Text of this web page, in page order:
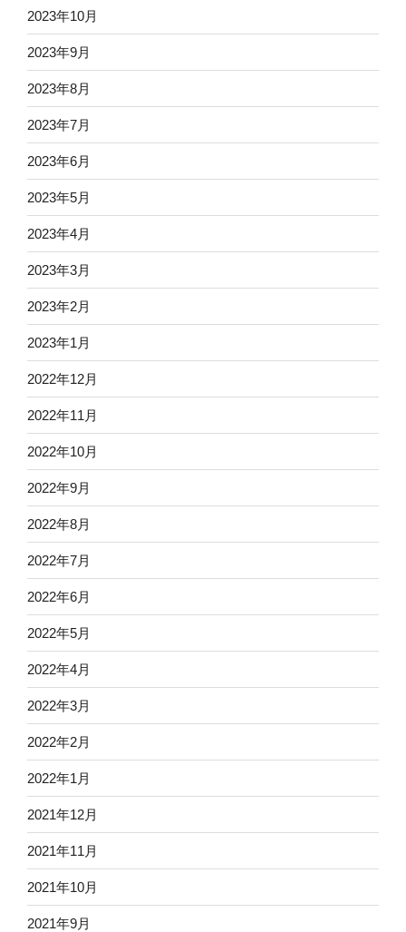
2023年10月
2023年9月
2023年8月
2023年7月
2023年6月
2023年5月
2023年4月
2023年3月
2023年2月
2023年1月
2022年12月
2022年11月
2022年10月
2022年9月
2022年8月
2022年7月
2022年6月
2022年5月
2022年4月
2022年3月
2022年2月
2022年1月
2021年12月
2021年11月
2021年10月
2021年9月